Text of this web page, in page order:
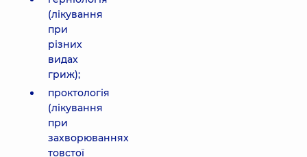
(лікування
при
різних
видах
гриж);
проктологія
(лікування
при
захворюваннях
товстої